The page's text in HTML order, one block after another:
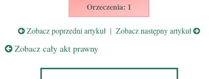
Orzeczenia: 1
Zobacz poprzedni artykuł | Zobacz następny artykuł
Zobacz cały akt prawny